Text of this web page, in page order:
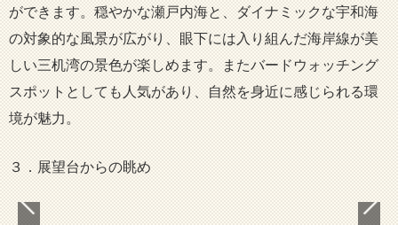
ができます。穏やかな瀬戸内海と、ダイナミックな宇和海
の対象的な風景が広がり、眼下には入り組んだ海岸線が美
しい三机湾の景色が楽しめます。またバードウォッチング
スポットとしても人気があり、自然を身近に感じられる環
境が魅力。
３．展望台からの眺め